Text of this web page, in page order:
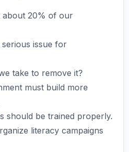
about 20% of our
issue for
take to remove it?
must build more
should be trained properly.
literacy campaigns